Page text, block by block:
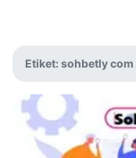
Etiket: sohbetly com